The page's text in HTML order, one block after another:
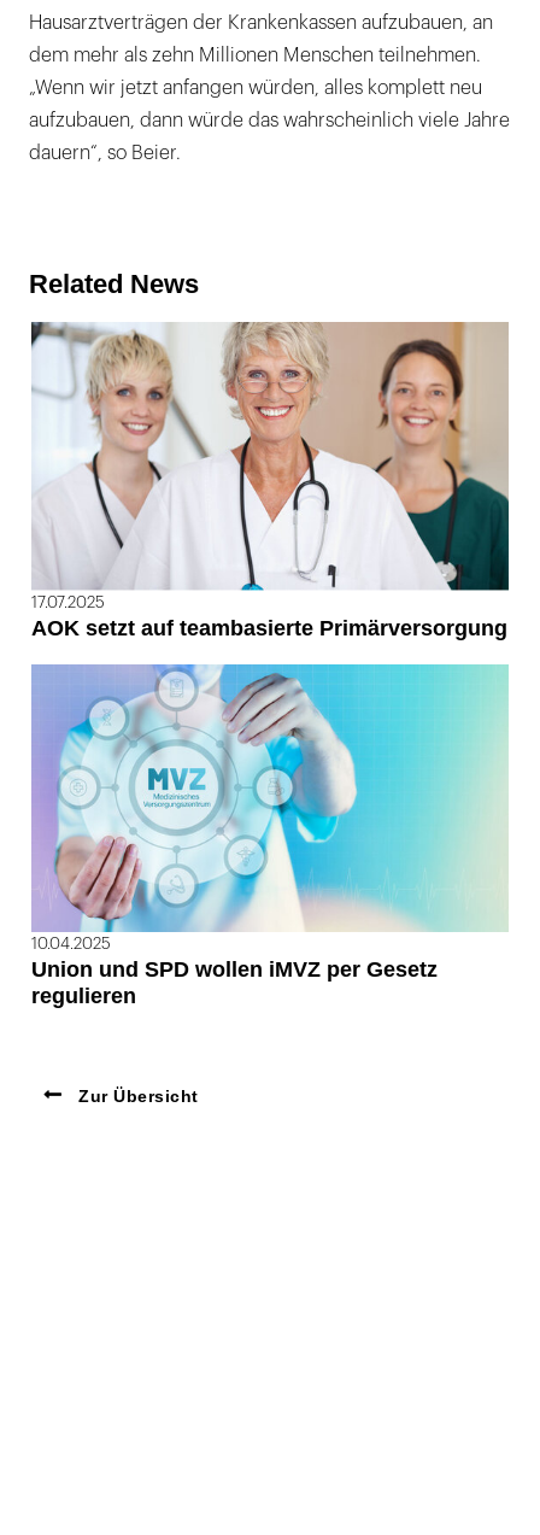
Hausarztverträgen der Krankenkassen aufzubauen, an
dem mehr als zehn Millionen Menschen teilnehmen.
„Wenn wir jetzt anfangen würden, alles komplett neu
aufzubauen, dann würde das wahrscheinlich viele Jahre
dauern“, so Beier.
Related News
17.07.2025
AOK setzt auf teambasierte Primärversorgung
10.04.2025
Union und SPD wollen iMVZ per Gesetz
regulieren
Zur Übersicht